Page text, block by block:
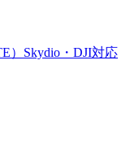
）Skydio・DJI対応